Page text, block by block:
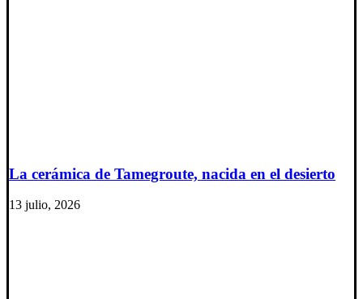
La cerámica de Tamegroute, nacida en el desierto
13 julio, 2026